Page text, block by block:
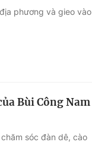
phương và gieo vào
Bùi Công Nam
sóc đàn dê, cào